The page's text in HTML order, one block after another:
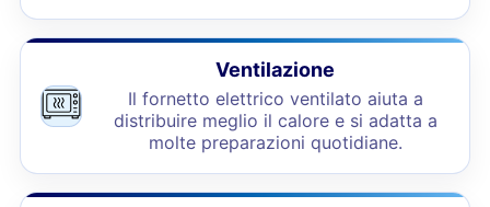
Ventilazione
Il fornetto elettrico ventilato aiuta a
distribuire meglio il calore e si adatta a
molte preparazioni quotidiane.